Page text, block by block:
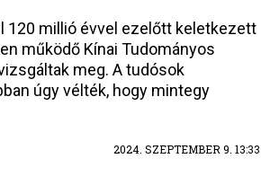
120 millió évvel ezelőtt keletkezett
működő Kínai Tudományos
meg. A tudósok
úgy vélték, hogy mintegy
2024. SZEPTEMBER 9. 13:33